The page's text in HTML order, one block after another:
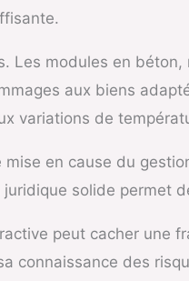
modules en
aux biens
variations de
en cause du
solide
peut cacher une
connaissance des